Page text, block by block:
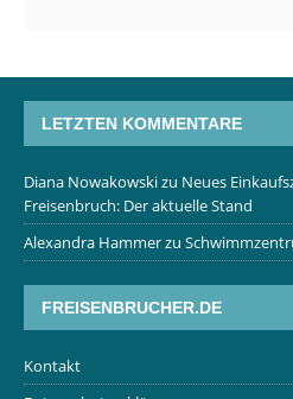
LETZTEN KOMMENTARE
Diana Nowakowskizu Neues
Freisenbruch: Der aktuelle Stand
Alexandra Hammerzu
FREISENBRUCHER.DE
Kontakt